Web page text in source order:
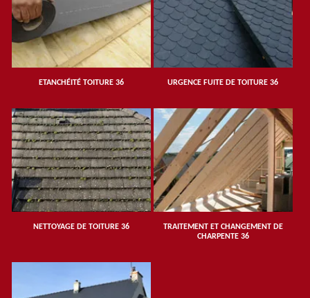
ETANCHÉITÉ TOITURE 36 URGENCE FUITE DE TOITURE 36
NETTOYAGE DE TOITURE 36
TRAITEMENT ET CHANGEMENT DE
CHARPENTE 36